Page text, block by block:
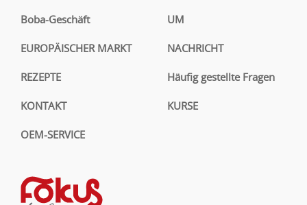
Boba-Geschäft UM
EUROPÄISCHER MARKT NACHRICHT
REZEPTE Häufig gestellte Fragen
KONTAKT KURSE
OEM-SERVICE